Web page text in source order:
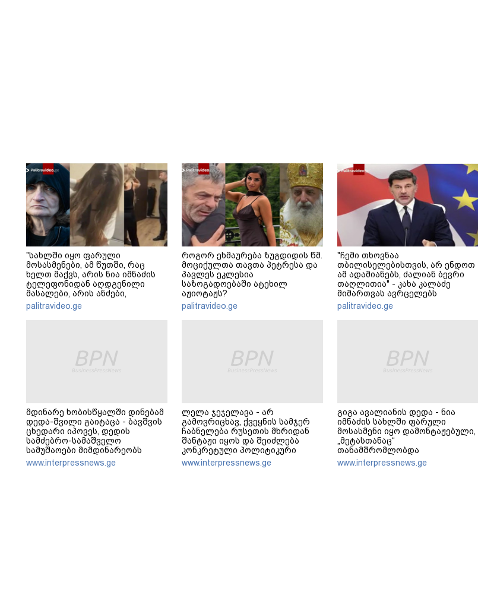
"სახლში იყო ფარული
მოსასმენები, ამ წუთში, რაც
ხელთ მაქვს, არის ნია იმნაძის
ტელეფონიდან აღდგენილი
მასალები, არის ანძები,
დეტალურები" - ეკა კუპატაძე
palitravideo.ge
როგორ ეხმაურება ზუგდიდის წმ.
მოციქულთა თავთა პეტრესა და
პავლეს ეკლესია
საზოგადოებაში ატეხილ
აჟიოტაჟს?
palitravideo.ge
"ჩემი თხოვნაა
თბილისელებისთვის, არ ენდოთ
ამ ადამიანებს, ძალიან ბევრი
თაღლითია" - კახა კალაძე
მიმართვას ავრცელებს
palitravideo.ge
მდინარე ხობისწყალში დინებამ
დედა-შვილი გაიტაცა - ბავშვის
ცხედარი იპოვეს, დედის
სამძებრო-სამაშველო
სამუშაოები მიმდინარეობს
www.interpressnews.ge
ლელა ჯეჯელავა - არ
გამოვრიცხავ, ქვეყნის სამჯერ
ჩაბნელება რუსეთის მხრიდან
შანტაჟი იყოს და შეიძლება
კონკრეტული პოლიტიკური
მოთხოვნების შესრულებას
უკავშირდებოდეს - ვფიქრობ, ეს
www.interpressnews.ge
გიგა ავალიანის დედა - ნია
იმნაძის სახლში ფარული
მოსასმენი იყო დამონტაჟებული,
„მეტასთანაც“
თანამშრომლობდა
პროკურატურა და მისი
ტელეფონიდან მასალები
www.interpressnews.ge